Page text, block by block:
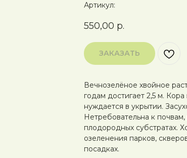
Артикул:
550,00 р.
ЗАКАЗАТЬ
Вечнозелёное хвойное
годам достигает 2,5 м.
нуждается в укрытии.
Нетребовательна к
плодородных субстратах.
озеленения парков,
посадках.